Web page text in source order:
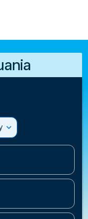
expand_more